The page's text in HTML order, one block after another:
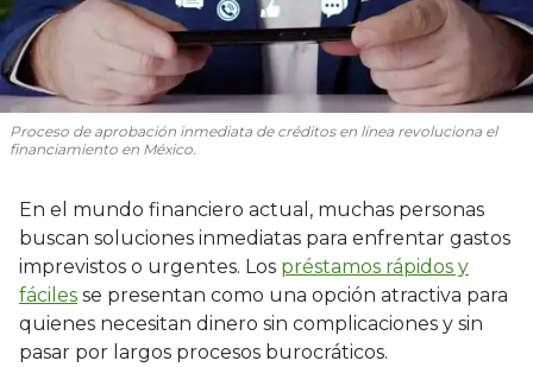
Proceso de aprobación inmediata de créditos en línea revoluciona el
financiamiento en México.
En el mundo financiero actual, muchas personas
buscan soluciones inmediatas para enfrentar gastos
imprevistos o urgentes. Los préstamos rápidos y
fáciles se presentan como una opción atractiva para
quienes necesitan dinero sin complicaciones y sin
pasar por largos procesos burocráticos.